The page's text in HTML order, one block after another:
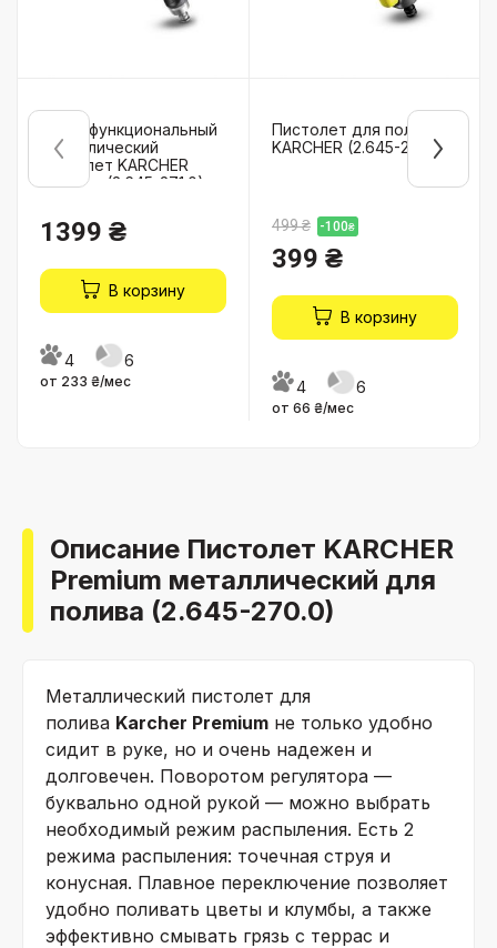
Многофункциональный
металлический
пистолет KARCHER
Premium (2.645-271.0)
1399 ₴
В корзину
4 6
от 233 ₴/мес
Пистолет для полива
KARCHER (2.645-265.0)
499 ₴ -100₴
399 ₴
В корзину
4 6
от 66 ₴/мес
Описание Пистолет KARCHER
Premium металлический для
полива (2.645-270.0)
Металлический пистолет для
полива Karcher Premium не только удобно
сидит в руке, но и очень надежен и
долговечен. Поворотом регулятора —
буквально одной рукой — можно выбрать
необходимый режим распыления. Есть 2
режима распыления: точечная струя и
конусная. Плавное переключение позволяет
удобно поливать цветы и клумбы, а также
эффективно смывать грязь с террас и